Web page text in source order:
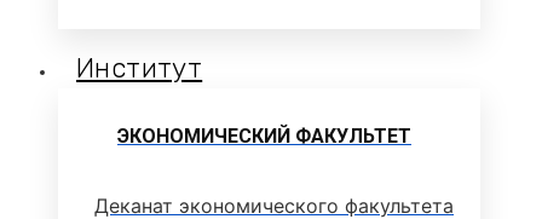
Институт
ЭКОНОМИЧЕСКИЙ ФАКУЛЬТЕТ
Деканат экономического факультета